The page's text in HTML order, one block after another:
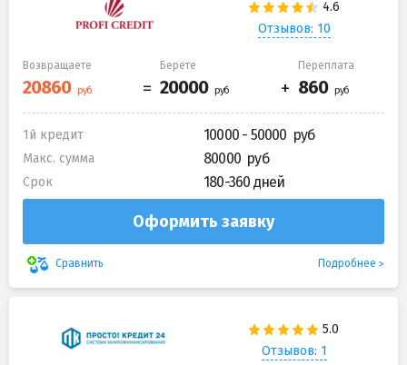
Отзывов: 10
Возвращаете Берете Переплата
1й кредит 10000 - 50000
Макс. сумма 80000
Срок 180-360 дней
Оформить заявку
Сравнить Подробнее
Отзывов: 1